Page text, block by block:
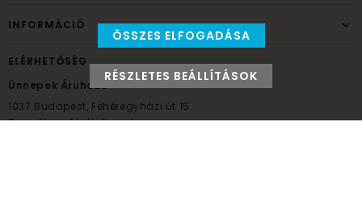
INFORMÁCIÓ
ELÉRHETŐSÉG
Ünnepek Áruháza
1037 Budapest, Fehéregyházi út 15.
Személyes átvételi pont
ÖSSZES ELFOGADÁSA
RÉSZLETES BEÁLLÍTÁSOK